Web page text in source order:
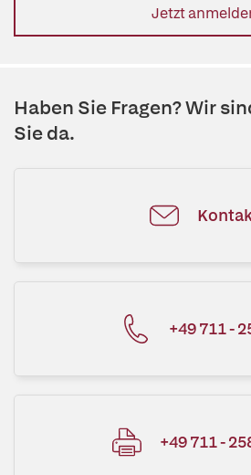
Jetzt
Haben Sie Fragen? Wir
Sie da.
+49 711 -
+49 711 -